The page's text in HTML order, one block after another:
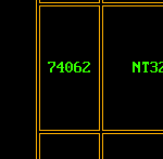
74062